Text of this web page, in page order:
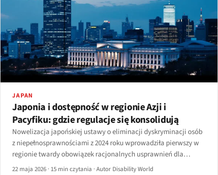
JAPAN
Japonia i dostępność w regionie Azji i
Pacyfiku: gdzie regulacje się konsolidują
Nowelizacja japońskiej ustawy o eliminacji dyskryminacji osób
z niepełnosprawnościami z 2024 roku wprowadziła pierwszy w
regionie twardy obowiązek racjonalnych usprawnień dla
sektora prywatnego.
22 maja 2026 · 15 min czytania ·Autor Disability World